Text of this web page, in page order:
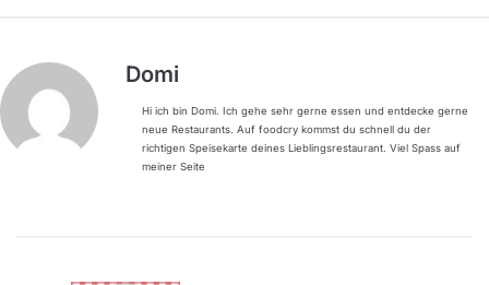
Domi
Hi ich bin Domi. Ich gehe sehr gerne essen und entdecke gerne
neue Restaurants. Auf foodcry kommst du schnell du der
richtigen Speisekarte deines Lieblingsrestaurant. Viel Spass auf
meiner Seite